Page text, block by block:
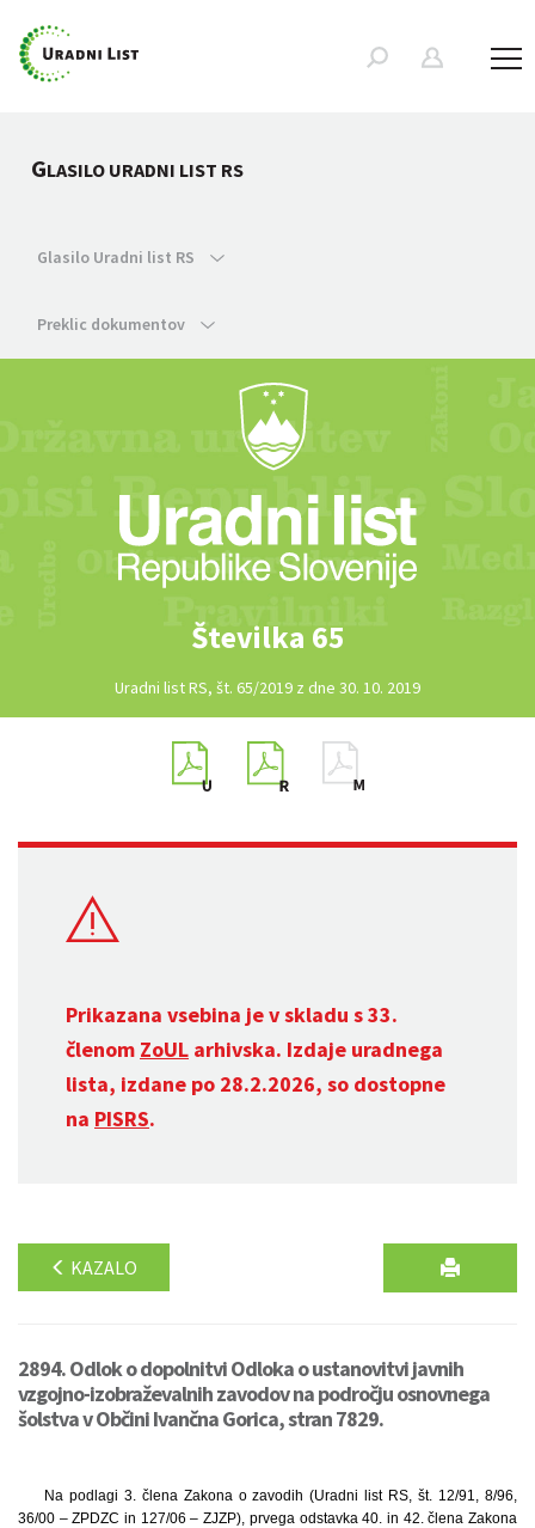
GLASILO URADNI LIST RS
Glasilo Uradni list RS
Preklic dokumentov
Številka 65
Uradni list RS, št. 65/2019 z dne 30. 10. 2019
Prikazana vsebina je v skladu s 33.
členom ZoUL arhivska. Izdaje uradnega
lista, izdane po 28.2.2026, so dostopne
na PISRS.
KAZALO
2894. Odlok o dopolnitvi Odloka o ustanovitvi javnih
vzgojno-izobraževalnih zavodov na področju osnovnega
šolstva v Občini Ivančna Gorica, stran 7829.
Na podlagi 3. člena Zakona o zavodih (Uradni list RS, št. 12/91, 8/96,
36/00 – ZPDZC in 127/06 – ZJZP), prvega odstavka 40. in 42. člena Zakona